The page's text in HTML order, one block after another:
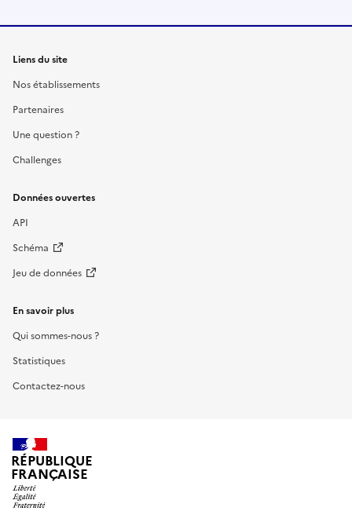
Liens du site
Nos établissements
Partenaires
Une question ?
Challenges
Données ouvertes
API
Schéma
Jeu de données
En savoir plus
Qui sommes-nous ?
Statistiques
Contactez-nous
RÉPUBLIQUE
FRANÇAISE